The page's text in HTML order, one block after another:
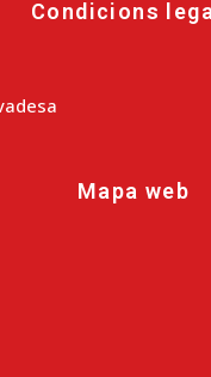
Condicions
Mapa web